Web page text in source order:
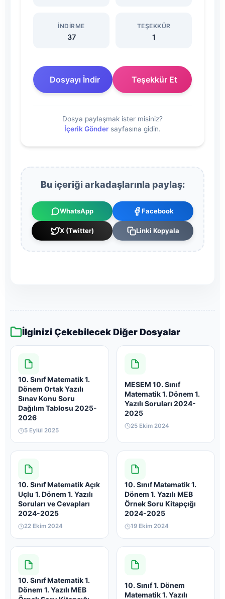
İndir
İNDIRME
37
TEŞEKKÜR
1
Dosyayı İndir Teşekkür Et
Dosya paylaşmak ister misiniz?
İçerik Gönder sayfasına gidin.
Bu içeriği arkadaşlarınla paylaş:
WhatsApp Facebook
X (Twitter) Linki Kopyala
İlginizi Çekebilecek Diğer Dosyalar
10. Sınıf Matematik 1.
Dönem Ortak Yazılı
Sınav Konu Soru
Dağılım Tablosu 2025-
2026
5 Eylül 2025
MESEM 10. Sınıf
Matematik 1. Dönem 1.
Yazılı Soruları 2024-
2025
25 Ekim 2024
10. Sınıf Matematik Açık
Uçlu 1. Dönem 1. Yazılı
Soruları ve Cevapları
2024-2025
22 Ekim 2024
10. Sınıf Matematik 1.
Dönem 1. Yazılı MEB
Örnek Soru Kitapçığı
2024-2025
19 Ekim 2024
10. Sınıf Matematik 1.
Dönem 1. Yazılı MEB
10. Sınıf 1. Dönem
Matematik 1. Yazılı